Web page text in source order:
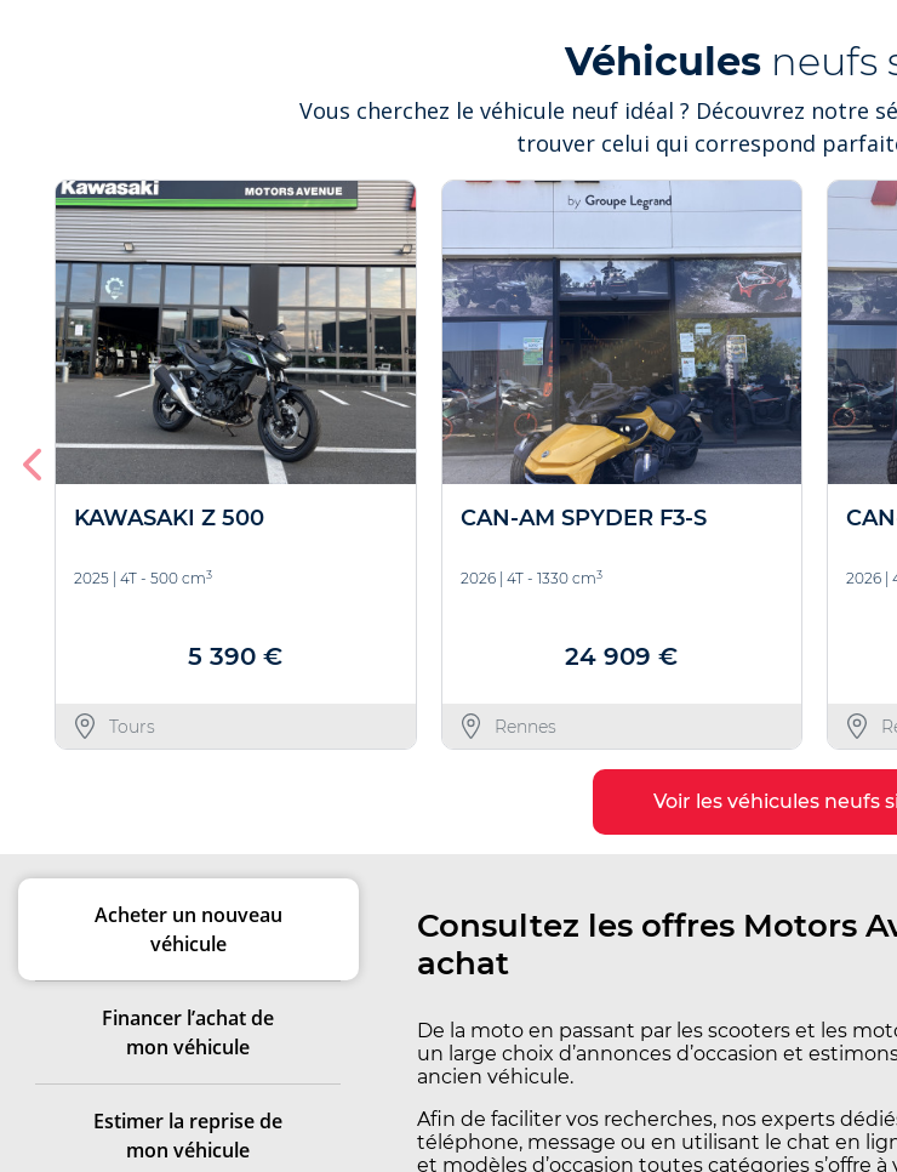
Véhiculesneufs
Vous cherchez le véhicule neuf idéal ? Découvrez notre
trouver celui qui correspond
KAWASAKI Z 500
2025 4T - 500 cm3
5 390 €
Tours
CAN-AM SPYDER F3-S
2026| 4T - 1330 cm3
24 909 €
Rennes
2026
Voir les véhicules neufs
Acheter un nouveau
véhicule
Financer l’achat de
mon véhicule
Estimer la reprise de
mon véhicule
Consultez les offres Motors
achat
De la moto en passant par les scooters et les
un large choix d’annonces d’occasion et
ancien véhicule.
Afin de faciliter vos recherches, nos experts
téléphone, message ou en utilisant le chat en
et modèles d’occasion toutes catégories s’offre